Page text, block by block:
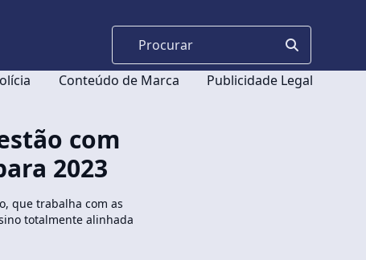
Conteúdo de Marca Publicidade Legal
com
2023
que trabalha com as
totalmente alinhada